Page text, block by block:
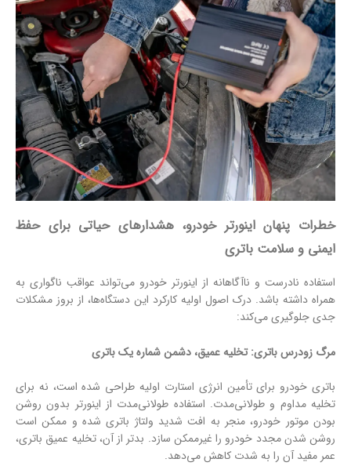
خطرات پنهان اینورتر خودرو، هشدارهای حیاتی برای حفظ
ایمنی و سلامت باتری
استفاده نادرست و ناآگاهانه از اینورتر خودرو می‌تواند عواقب ناگواری به
همراه داشته باشد. درک اصول اولیه کارکرد این دستگاه‌ها، از بروز مشکلات
جدی جلوگیری می‌کند:
مرگ زودرس باتری: تخلیه عمیق، دشمن شماره یک باتری
باتری خودرو برای تأمین انرژی استارت اولیه طراحی شده است، نه برای
تخلیه مداوم و طولانی‌مدت. استفاده طولانی‌مدت از اینورتر بدون روشن
بودن موتور خودرو، منجر به افت شدید ولتاژ باتری شده و ممکن است
روشن شدن مجدد خودرو را غیرممکن سازد. بدتر از آن، تخلیه عمیق باتری،
عمر مفید آن را به شدت کاهش می‌دهد.